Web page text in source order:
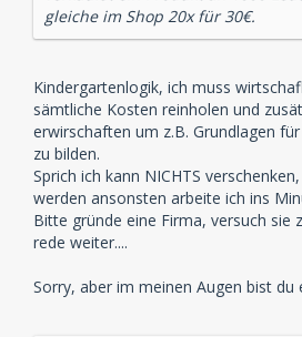
gleiche im Shop 20x für 30€.
Kindergartenlogik, ich muss
sämtliche Kosten reinholen und
erwirschaften um z.B. Grundlagen
zu bilden.
Sprich ich kann NICHTS
werden ansonsten arbeite ich ins
Bitte gründe eine Firma, versuch sie
rede weiter....
Sorry, aber im meinen Augen bist du